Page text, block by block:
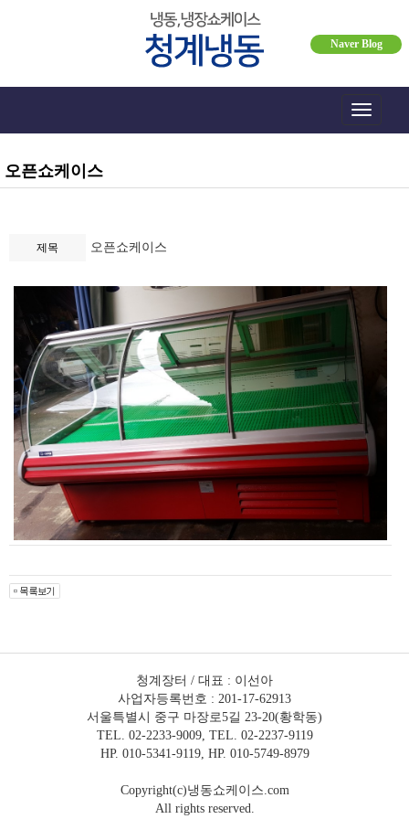
Naver Blog
Toggle
오픈쇼케이스
제목 오픈쇼케이스
청계장터 / 대표 : 이선아
사업자등록번호 : 201-17-62913
서울특별시 중구 마장로5길 23-20(황학동)
TEL. 02-2233-9009, TEL. 02-2237-9119
HP. 010-5341-9119, HP. 010-5749-8979
Copyright(c)냉동쇼케이스.com
All rights reserved.